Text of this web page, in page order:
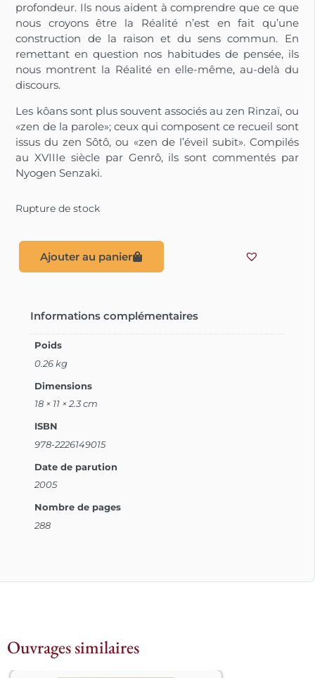
profondeur. Ils nous aident à comprendre que ce que
nous croyons être la Réalité n’est en fait qu’une
construction de la raison et du sens commun. En
remettant en question nos habitudes de pensée, ils
nous montrent la Réalité en elle-même, au-delà du
discours.
Les kôans sont plus souvent associés au zen Rinzaï, ou
«zen de la parole»; ceux qui composent ce recueil sont
issus du zen Sôtô, ou «zen de l’éveil subit». Compilés
au XVIIIe siècle par Genrô, ils sont commentés par
Nyogen Senzaki.
Rupture de stock
Ajouter au panier
Informations complémentaires
Poids
0.26 kg
Dimensions
18 × 11 × 2.3 cm
ISBN
978-2226149015
Date de parution
2005
Nombre de pages
288
Ouvrages similaires